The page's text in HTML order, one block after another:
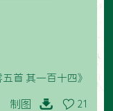
首 其一百十四》
制图 21